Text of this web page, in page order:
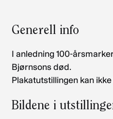
Generell info
I anledning 100-
Bjørnsons død.
Plakatutstillingen kan
Bildene i